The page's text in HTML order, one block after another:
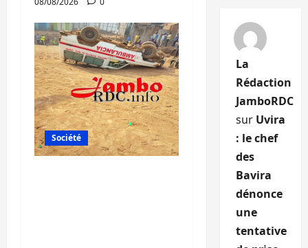
Société
La
Rédaction
JamboRDC
sur Uvira
: le chef
des
Bavira
dénonce
une
tentative